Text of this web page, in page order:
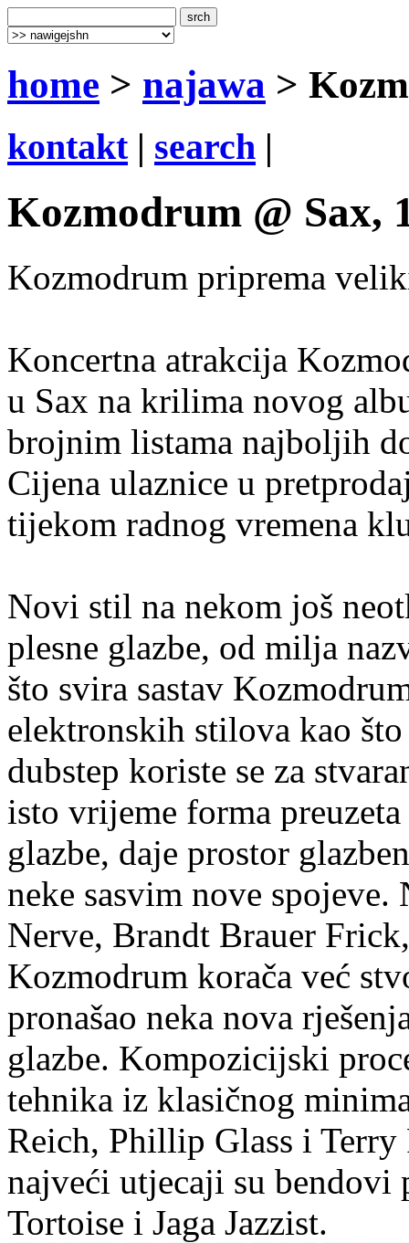
home > najawa >
kontakt| search |
Kozmodrum @ Sax,
Kozmodrum priprema
Koncertna atrakcija
u Sax na krilima novog
brojnim listama najboljih
Cijena ulaznice u
tijekom radnog vremena
Novi stil na nekom još
plesne glazbe, od milja
što svira sastav
elektronskih stilova kao
dubstep koriste se za
isto vrijeme forma
glazbe, daje prostor
neke sasvim nove spojeve.
Nerve, Brandt Brauer
Kozmodrum korača već
pronašao neka nova
glazbe. Kompozicijski
tehnika iz klasičnog
Reich, Phillip Glass i Terry
najveći utjecaji su
Tortoise i Jaga Jazzist.